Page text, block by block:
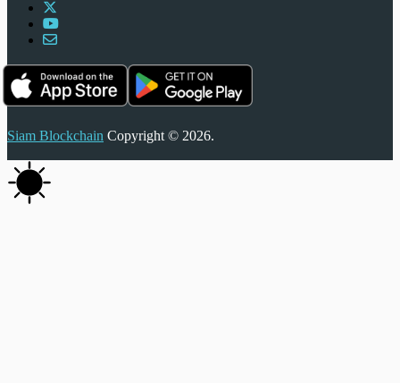
Siam Blockchain Copyright © 2026.